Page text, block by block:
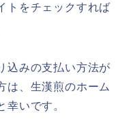
トをチェックすれば
込みの支払い方法が
は、生漢煎のホーム
幸いです。